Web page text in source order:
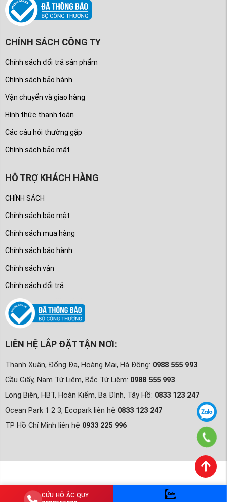
CHÍNH SÁCH CÔNG TY
Chính sách đổi trả sản phẩm
Chính sách bảo hành
Vận chuyển và giao hàng
Hình thức thanh toán
Các câu hỏi thường gặp
Chính sách bảo mật
HỖ TRỢ KHÁCH HÀNG
CHÍNH SÁCH
Chính sách bảo mật
Chính sách mua hàng
Chính sách bảo hành
Chính sách vận
Chính sách đổi trả
LIÊN HỆ LẮP ĐẶT TẬN NƠI:
Thanh Xuân, Đống Đa, Hoàng Mai, Hà Đông: 0988 555 993
Cầu Giấy, Nam Từ Liêm, Bắc Từ Liêm: 0988 555 993
Long Biên, HBT, Hoàn Kiếm, Ba Đình, Tây Hồ: 0833 123 247
Ocean Park 1 2 3, Ecopark liên hệ 0833 123 247
TP Hồ Chí Minh liên hệ 0933 225 996
CỨU HỘ ẮC QUY